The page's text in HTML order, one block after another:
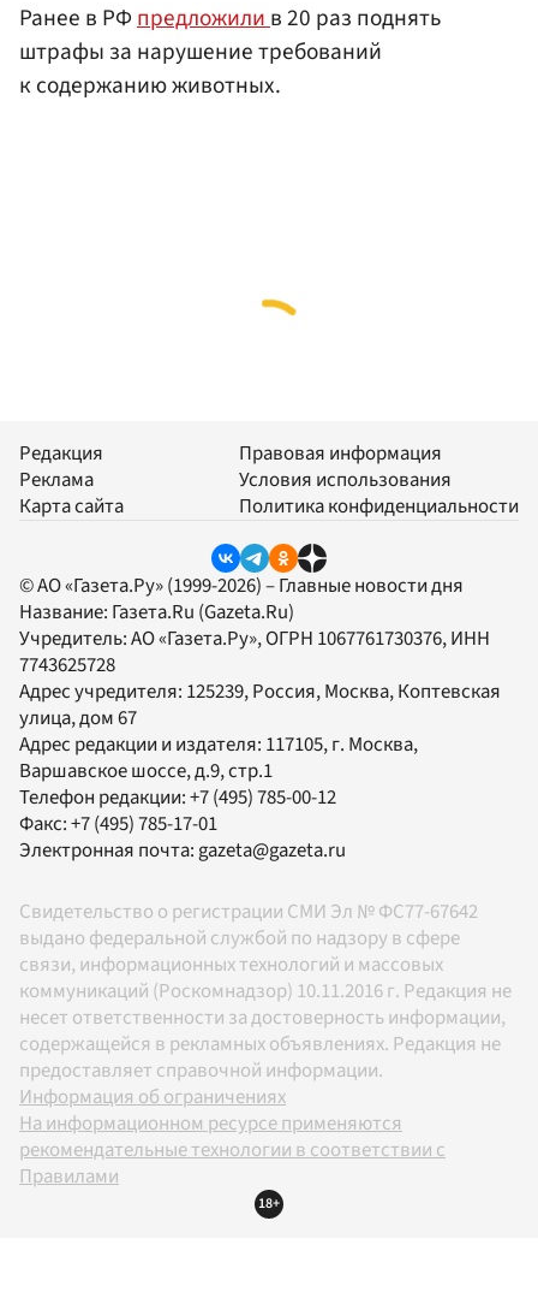
Ранее в РФпредложилив 20 раз поднять
штрафы за нарушение требований
к содержанию животных.
Редакция
Реклама
Карта сайта
Правовая информация
Условия использования
Политика конфиденциальности
© АО «Газета.Ру» (1999-2026) – Главные новости дня
Название: Газета.Ru (Gazeta.Ru)
Учредитель:АО «Газета.Ру», ОГРН 1067761730376, ИНН
7743625728
Адрес учредителя: 125239, Россия, Москва, Коптевская
улица, дом 67
Адрес редакции и издателя: 117105, г. Москва,
Варшавское шоссе, д.9, стр.1
Телефон редакции:+7 (495) 785-00-12
Факс:+7 (495) 785-17-01
Электронная почта:gazeta@gazeta.ru
Свидетельство о регистрации СМИ Эл № ФС77-67642
выдано федеральной службой по надзору в сфере
связи, информационных технологий и массовых
коммуникаций (Роскомнадзор) 10.11.2016 г. Редакция не
несет ответственности за достоверность информации,
содержащейся в рекламных объявлениях. Редакция не
предоставляет справочной информации.
Информация об ограничениях
На информационном ресурсе применяются
рекомендательные технологии в соответствии с
Правилами
18+